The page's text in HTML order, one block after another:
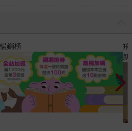
中國（暢銷全球逾1500萬冊《鴻》最